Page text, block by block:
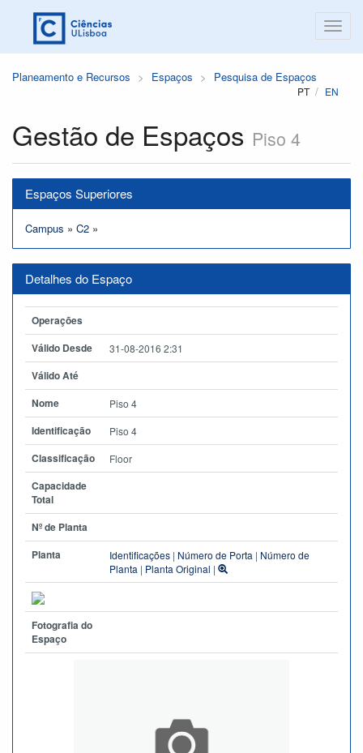
Planeamento e Recursos Espaços Pesquisa de Espaços
PT EN
Gestão de Espaços Piso 4
Espaços Superiores
Campus » C2 »
Detalhes do Espaço
Operações
Válido Desde
31-08-2016 2:31
Válido Até
Nome
Piso 4
Identificação Piso 4
Classificação Floor
Capacidade
Total
Nº de Planta
Planta
Identificações | Número de Porta | Número de
Planta | Planta Original |
Fotografia do
Espaço